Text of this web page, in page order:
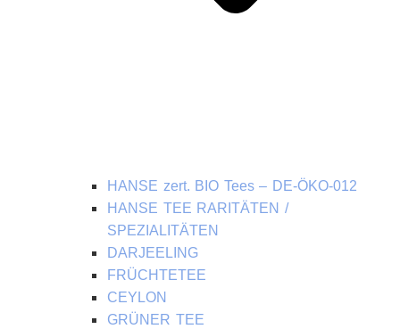
HANSE zert. BIO Tees – DE-ÖKO-012
HANSE TEE RARITÄTEN /
SPEZIALITÄTEN
DARJEELING
FRÜCHTETEE
CEYLON
GRÜNER TEE